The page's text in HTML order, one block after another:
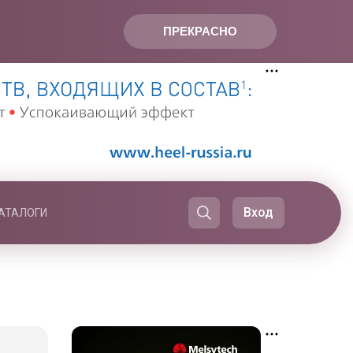
ПРЕКРАСНО
Вход